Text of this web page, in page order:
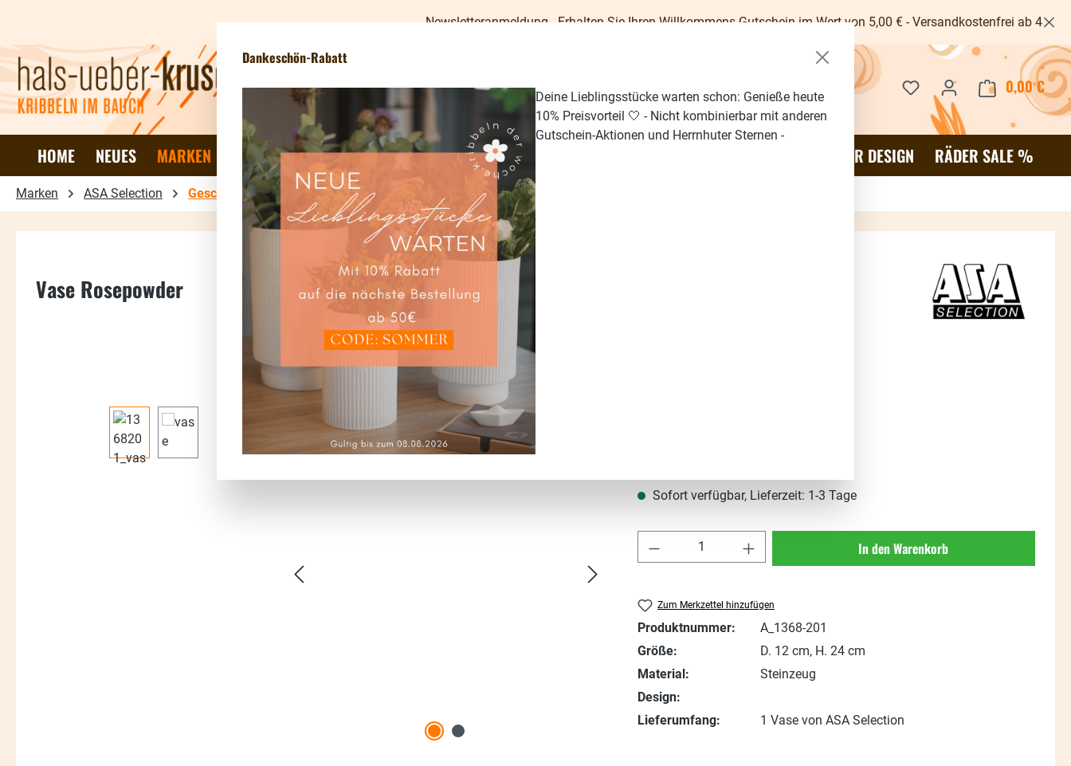
Newsletteranmeldung - Erhalten Sie Ihren Willkommens-Gutschein im Wert von 5,00 € - Versandkostenfrei ab 40€ -
Du hast 0 Produkte auf dem
0,00 €
HOME NEUES MARKEN DEKO & WOHNEN TISCH & KÜCHE GESCHENKE RÄDER DESIGN RÄDER SALE %
Marken ASA Selection Geschirr
Vase Rosepowder
Bildergalerie überspringen
Sofort verfügbar, Lieferzeit: 1-3 Tage
Produkt Anzahl: Gib den gewünschten Wert ein
In den Warenkorb
Zum Merkzettel hinzufügen
Produktnummer:
A_1368-201
Größe:
D. 12 cm, H. 24 cm
Material:
Steinzeug
Design:
Lieferumfang:
1 Vase von ASA Selection
Dankeschön-Rabatt
Deine Lieblingsstücke warten schon: Genieße heute
10% Preisvorteil 🤍 - Nicht kombinierbar mit anderen
Gutschein-Aktionen und Herrnhuter Sternen -